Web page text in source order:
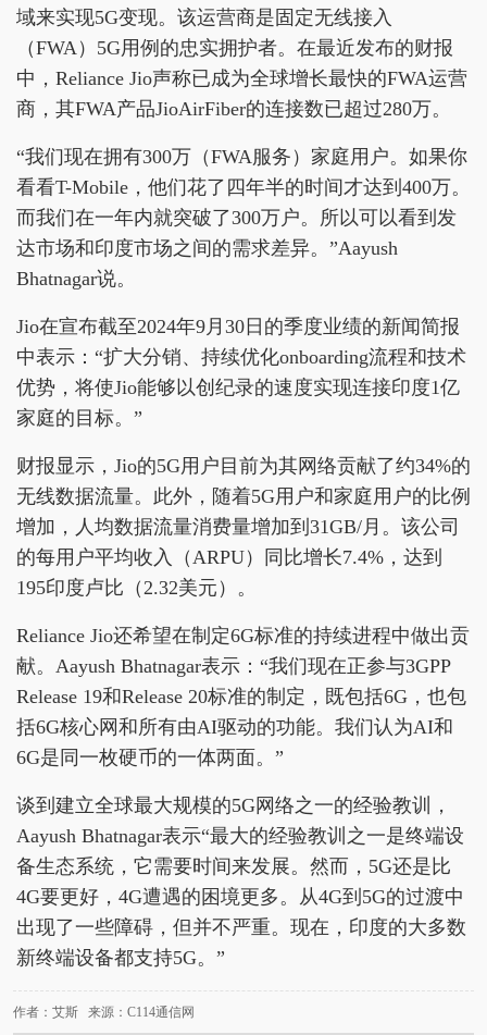
域来实现5G变现。该运营商是固定无线接入
（FWA）5G用例的忠实拥护者。在最近发布的财报
中，Reliance Jio声称已成为全球增长最快的FWA运营
商，其FWA产品JioAirFiber的连接数已超过280万。
“我们现在拥有300万（FWA服务）家庭用户。如果你
看看T-Mobile，他们花了四年半的时间才达到400万。
而我们在一年内就突破了300万户。所以可以看到发
达市场和印度市场之间的需求差异。”Aayush
Bhatnagar说。
Jio在宣布截至2024年9月30日的季度业绩的新闻简报
中表示：“扩大分销、持续优化onboarding流程和技术
优势，将使Jio能够以创纪录的速度实现连接印度1亿
家庭的目标。”
财报显示，Jio的5G用户目前为其网络贡献了约34%的
无线数据流量。此外，随着5G用户和家庭用户的比例
增加，人均数据流量消费量增加到31GB/月。该公司
的每用户平均收入（ARPU）同比增长7.4%，达到
195印度卢比（2.32美元）。
Reliance Jio还希望在制定6G标准的持续进程中做出贡
献。Aayush Bhatnagar表示：“我们现在正参与3GPP
Release 19和Release 20标准的制定，既包括6G，也包
括6G核心网和所有由AI驱动的功能。我们认为AI和
6G是同一枚硬币的一体两面。”
谈到建立全球最大规模的5G网络之一的经验教训，
Aayush Bhatnagar表示“最大的经验教训之一是终端设
备生态系统，它需要时间来发展。然而，5G还是比
4G要更好，4G遭遇的困境更多。从4G到5G的过渡中
出现了一些障碍，但并不严重。现在，印度的大多数
新终端设备都支持5G。”
作者：艾斯 来源：C114通信网